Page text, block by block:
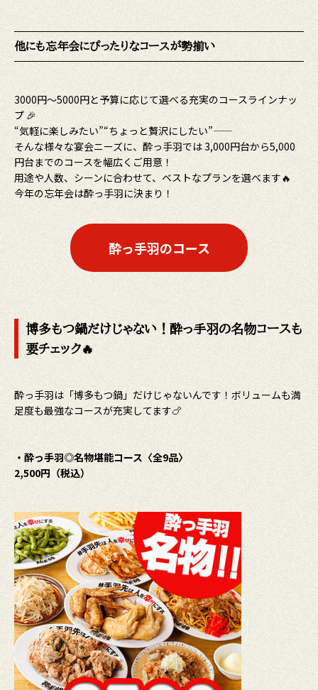
他にも忘年会にぴったりなコースが勢揃い
3000円〜5000円と予算に応じて選べる充実のコースラインナッ
プ 🎉
“気軽に楽しみたい”“ちょっと贅沢にしたい”――
そんな様々な宴会ニーズに、酔っ手羽では 3,000円台から5,000
円台までのコースを幅広くご用意！
用途や人数、シーンに合わせて、ベストなプランを選べます🔥
今年の忘年会は酔っ手羽に決まり！
酔っ手羽のコース
博多もつ鍋だけじゃない！酔っ手羽の名物コースも
要チェック🔥
酔っ手羽は「博多もつ鍋」だけじゃないんです！ボリュームも満
足度も最強なコースが充実してます🍗
・酔っ手羽◎名物堪能コース〈全9品〉
2,500円（税込）